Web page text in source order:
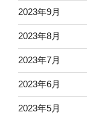
2023年9月
2023年8月
2023年7月
2023年6月
2023年5月